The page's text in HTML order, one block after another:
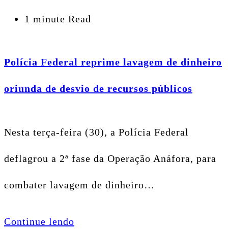
1 minute Read
Polícia Federal reprime lavagem de dinheiro
oriunda de desvio de recursos públicos
Nesta terça-feira (30), a Polícia Federal
deflagrou a 2ª fase da Operação Anáfora, para
combater lavagem de dinheiro…
Continue lendo